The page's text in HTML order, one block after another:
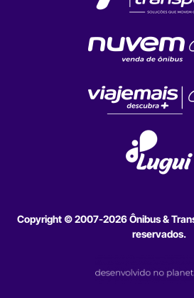
Copyright © 2007-2026 Ônibus &
reservados.